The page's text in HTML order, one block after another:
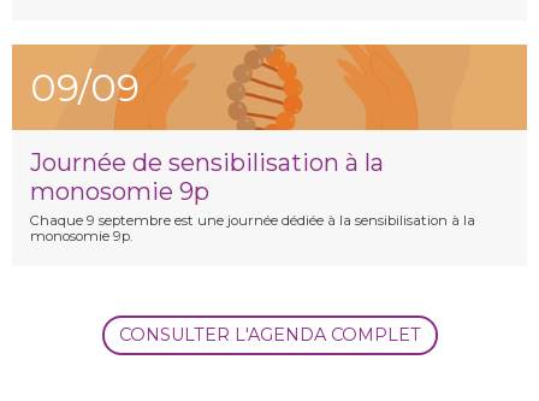
09/09
Journée de sensibilisation à la
monosomie 9p
Chaque 9 septembre est une journée dédiée à la sensibilisation à la
monosomie 9p.
CONSULTER L'AGENDA COMPLET